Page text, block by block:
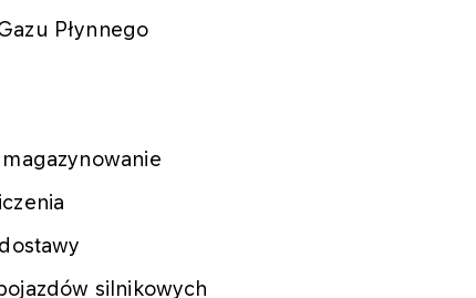
Płynnego
silnikowych